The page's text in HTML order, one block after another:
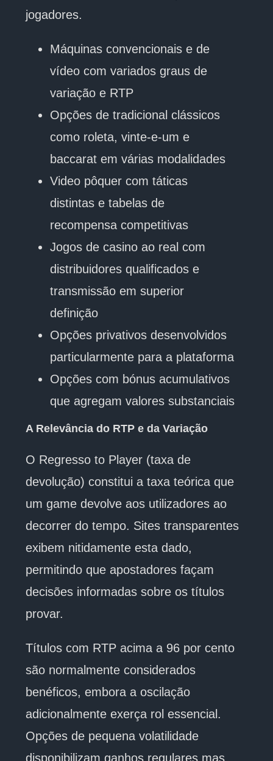
jogadores.
Máquinas convencionais e de
vídeo com variados graus de
variação e RTP
Opções de tradicional clássicos
como roleta, vinte-e-um e
baccarat em várias modalidades
Video pôquer com táticas
distintas e tabelas de
recompensa competitivas
Jogos de casino ao real com
distribuidores qualificados e
transmissão em superior
definição
Opções privativos desenvolvidos
particularmente para a plataforma
Opções com bónus acumulativos
que agregam valores substanciais
A Relevância do RTP e da Variação
O Regresso to Player (taxa de
devolução) constitui a taxa teórica que
um game devolve aos utilizadores ao
decorrer do tempo. Sites transparentes
exibem nitidamente esta dado,
permitindo que apostadores façam
decisões informadas sobre os títulos
provar.
Títulos com RTP acima a 96 por cento
são normalmente considerados
benéficos, embora a oscilação
adicionalmente exerça rol essencial.
Opções de pequena volatilidade
disponibilizam ganhos regulares mas